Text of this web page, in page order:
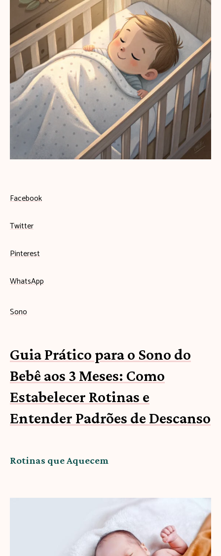
Facebook
Twitter
Pinterest
WhatsApp
Sono
Guia Prático para o Sono do
Bebê aos 3 Meses: Como
Estabelecer Rotinas e
Entender Padrões de Descanso
Rotinas que Aquecem